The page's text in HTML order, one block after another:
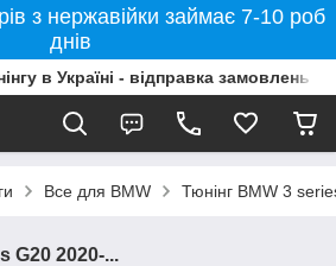
з нержавійки займає 7-10 роб
днів
в Україні - відправка замовлень
Все для BMW Тюнінг BMW 3
G20 2020-...